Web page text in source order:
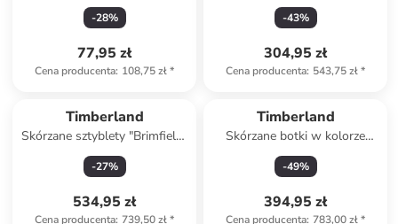
-28%
77,95 zł
Cena producenta: 108,75 zł*
granatowym
-43%
304,95 zł
Cena producenta: 543,75 zł*
Timberland
Skórzane sztyblety "Brimfield"
w kolorze beżowym
-27%
534,95 zł
Cena producenta: 739,50 zł*
Timberland
Skórzane botki w kolorze
brązowym
-49%
394,95 zł
Cena producenta: 783,00 zł*